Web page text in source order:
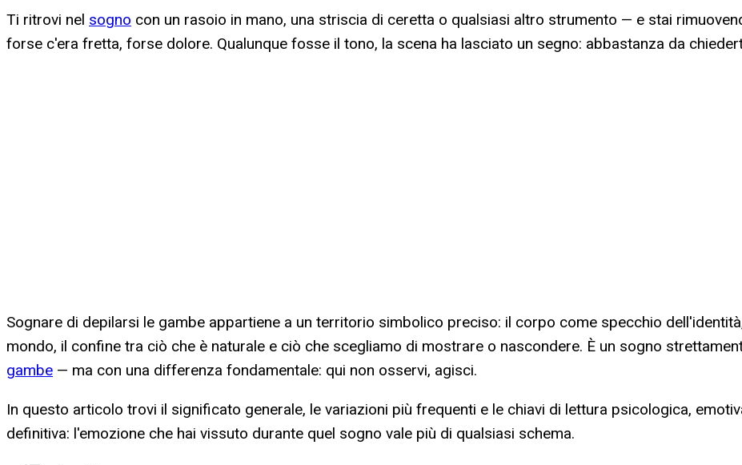
Ti ritrovi nel sogno con un rasoio in mano, una striscia di ceretta o qualsiasi altro strumento — e stai
forse c'era fretta, forse dolore. Qualunque fosse il tono, la scena ha lasciato un segno: abbastanza da
Sognare di depilarsi le gambe appartiene a un territorio simbolico preciso: il corpo come specchio
mondo, il confine tra ciò che è naturale e ciò che scegliamo di mostrare o nascondere. È un sogno
gambe — ma con una differenza fondamentale: qui non osservi, agisci.
In questo articolo trovi il significato generale, le variazioni più frequenti e le chiavi di lettura psicologica,
definitiva: l'emozione che hai vissuto durante quel sogno vale più di qualsiasi schema.